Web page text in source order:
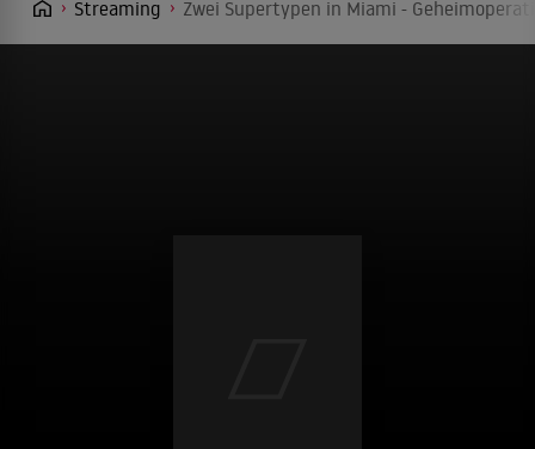
Streaming Zwei Supertypen in Miami -